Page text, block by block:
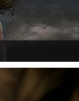
videosorozatot.